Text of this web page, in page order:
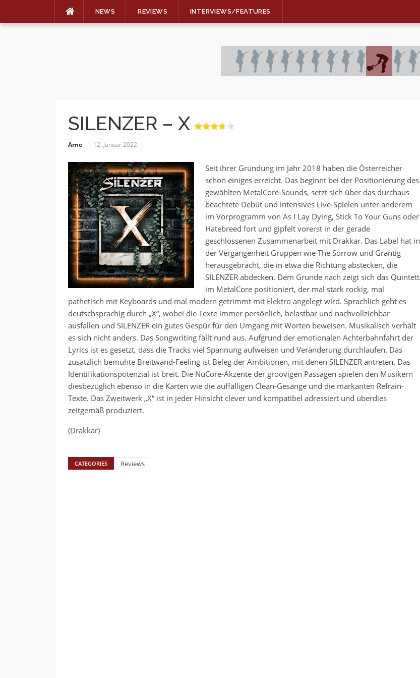
NEWS REVIEWS INTERVIEWS/FEATURES
SILENZER – X
Arne 12. Januar 2022
Seit ihrer Gründung im Jahr 2018 haben die Österreicher
schon einiges erreicht. Das beginnt bei der Positionierung des
gewählten MetalCore-Sounds, setzt sich über das durchaus
beachtete Debüt und intensives Live-Spielen unter anderem
im Vorprogramm von As I Lay Dying, Stick To Your Guns oder
Hatebreed fort und gipfelt vorerst in der gerade
geschlossenen Zusammenarbeit mit Drakkar. Das Label hat in
der Vergangenheit Gruppen wie The Sorrow und Grantig
herausgebracht, die in etwa die Richtung abstecken, die
SILENZER abdecken. Dem Grunde nach zeigt sich das Quintett
im MetalCore positioniert, der mal stark rockig, mal
pathetisch mit Keyboards und mal modern getrimmt mit Elektro angelegt wird. Sprachlich geht es
deutschsprachig durch „X“, wobei die Texte immer persönlich, belastbar und nachvollziehbar
ausfallen und SILENZER ein gutes Gespür für den Umgang mit Worten beweisen. Musikalisch verhält
es sich nicht anders. Das Songwriting fällt rund aus. Aufgrund der emotionalen Achterbahnfahrt der
Lyrics ist es gesetzt, dass die Tracks viel Spannung aufweisen und Veränderung durchlaufen. Das
zusätzlich bemühte Breitwand-Feeling ist Beleg der Ambitionen, mit denen SILENZER antreten. Das
Identifikationspotenzial ist breit. Die NuCore-Akzente der groovigen Passagen spielen den Musikern
diesbezüglich ebenso in die Karten wie die auffälligen Clean-Gesänge und die markanten Refrain-
Texte. Das Zweitwerk „X“ ist in jeder Hinsicht clever und kompatibel adressiert und überdies
zeitgemäß produziert.
(Drakkar)
CATEGORIES Reviews